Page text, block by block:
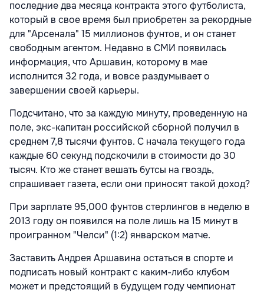
последние два месяца контракта этого футболиста,
который в свое время был приобретен за рекордные
для "Арсенала" 15 миллионов фунтов, и он станет
свободным агентом. Недавно в СМИ появилась
информация, что Аршавин, которому в мае
исполнится 32 года, и вовсе раздумывает о
завершении своей карьеры.
Подсчитано, что за каждую минуту, проведенную на
поле, экс-капитан российской сборной получил в
среднем 7,8 тысячи фунтов. С начала текущего года
каждые 60 секунд подскочили в стоимости до 30
тысяч. Кто же станет вешать бутсы на гвоздь,
спрашивает газета, если они приносят такой доход?
При зарплате 95,000 фунтов стерлингов в неделю в
2013 году он появился на поле лишь на 15 минут в
проигранном "Челси" (1:2) январском матче.
Заставить Андрея Аршавина остаться в спорте и
подписать новый контракт с каким-либо клубом
может и предстоящий в будущем году чемпионат